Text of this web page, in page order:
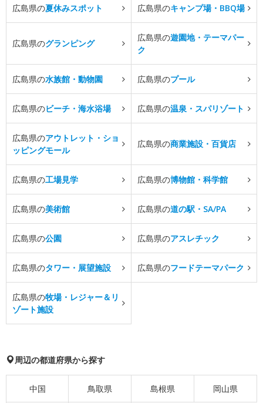
広島県の夏休みスポット 広島県のキャンプ場・BBQ場
広島県のグランピング
広島県の遊園地・テーマパー
ク
広島県の水族館・動物園 広島県のプール
広島県のビーチ・海水浴場 広島県の温泉・スパリゾート
広島県のアウトレット・ショ
ッピングモール
広島県の商業施設・百貨店
広島県の工場見学 広島県の博物館・科学館
広島県の美術館 広島県の道の駅・SA/PA
広島県の公園 広島県のアスレチック
広島県のタワー・展望施設 広島県のフードテーマパーク
広島県の牧場・レジャー＆リ
ゾート施設
周辺の都道府県から探す
中国 鳥取県 島根県 岡山県